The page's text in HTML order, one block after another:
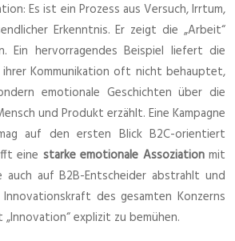
Es ist ein Prozess aus Versuch, Irrtum,
Erkenntnis. Er zeigt die „Arbeit“
Ein hervorragendes Beispiel liefert die
Kommunikation oft nicht behauptet,
emotionale Geschichten über die
und Produkt erzählt. Eine Kampagne
auf den ersten Blick B2C-orientiert
eine starke emotionale Assoziationmit
auch auf B2B-Entscheider abstrahlt und
des gesamten Konzerns
explizit zu bemühen.